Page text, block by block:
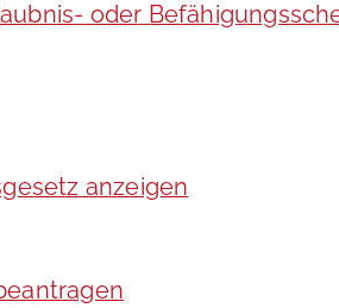
oder
anzeigen